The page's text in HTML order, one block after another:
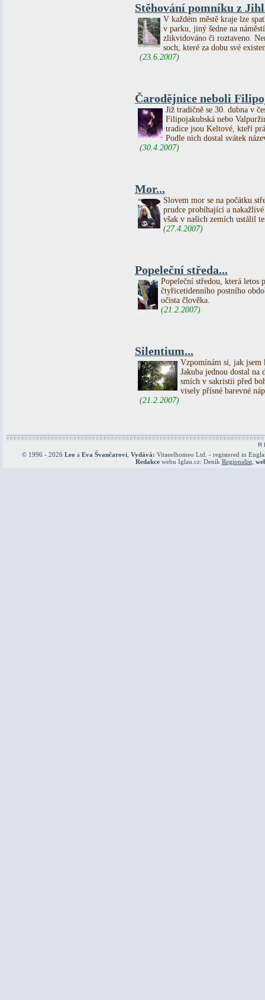
Stěhování pomníku z
V každém městě kraje lze
v parku, jiný šedne na
zlikvidováno či roztaveno.
soch, které za dobu své
(23.6.2007)
Čarodějnice neboli
Již tradičně se 30. dubna v
Filipojakubská nebo
tradice jsou Keltové, kteří
Podle nich dostal svátek
(30.4.2007)
Mor...
Slovem mor se na počátku
prudce probíhající a
však v našich zemích ustálil
(27.4.2007)
Popeleční středa...
Popeleční středou, která letos
čtyřicetidenního postního
očista člověka.
(21.2.2007)
Silentium...
Vzpomínám si, jak jsem
Jakuba jednou dostal
smích v sakristii před
visely přísné barevné
(21.2.2007)
R
© 1996 - 2026 Leo a Eva Švančarovi Vydává: Vitaeelhomeo Ltd. - registered in
Redakcewebu Iglau.cz: Deník Regionalist,